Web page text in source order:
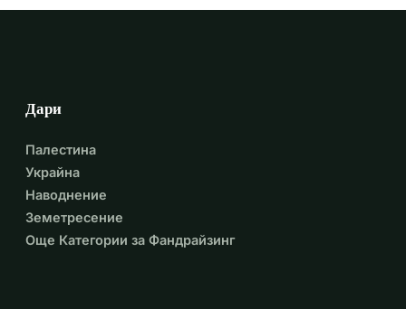
Дари
Палестина
Украйна
Наводнение
Земетресение
Още Категории за Фандрайзинг